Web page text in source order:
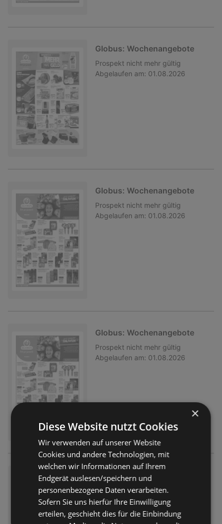
Globus: Wochenangebote
Prospekt nicht mehr gültig
Abgelaufen am: 01.08.2026
Globus: Wochenangebote
Prospekt nicht mehr gültig
Abgelaufen am: 01.08.2026
Globus: Wochenangebote
Prospekt nicht mehr gültig
Abgelaufen am: 01.08.2026
Globus: Wochenangebote
Prospekt nicht mehr gültig
Abgelaufen am: 01.08.2026
×
Diese Website nutzt Cookies
Wir verwenden auf unserer Website
Cookies und andere Technologien, mit
welchen wir Informationen auf Ihrem
Endgerät auslesen/speichern und
personenbezogene Daten verarbeiten.
Sofern Sie uns hierfür Ihre Einwilligung
erteilen, geschieht dies für die Einbindung